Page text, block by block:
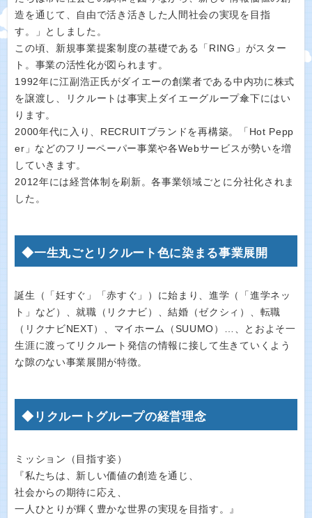
造を通じて、自由で活き活きした人間社会の実現を目指
す。」としました。
この頃、新規事業提案制度の基礎である「RING」がスター
ト。事業の活性化が図られます。
1992年に江副浩正氏がダイエーの創業者である中内功に株式
を譲渡し、リクルートは事実上ダイエーグループ傘下にはい
ります。
2000年代に入り、RECRUITブランドを再構築。「Hot Pepp
er」などのフリーペーパー事業や各Webサービスが勢いを増
していきます。
2012年には経営体制を刷新。各事業領域ごとに分社化されま
した。
◆一生丸ごとリクルート色に染まる事業展開
誕生（「妊すぐ」「赤すぐ」）に始まり、進学（「進学ネッ
ト」など）、就職（リクナビ）、結婚（ゼクシィ）、転職
（リクナビNEXT）、マイホーム（SUUMO）…、とおよそ一
生涯に渡ってリクルート発信の情報に接して生きていくよう
な隙のない事業展開が特徴。
◆リクルートグループの経営理念
ミッション（目指す姿）
『私たちは、新しい価値の創造を通じ、
社会からの期待に応え、
一人ひとりが輝く豊かな世界の実現を目指す。』